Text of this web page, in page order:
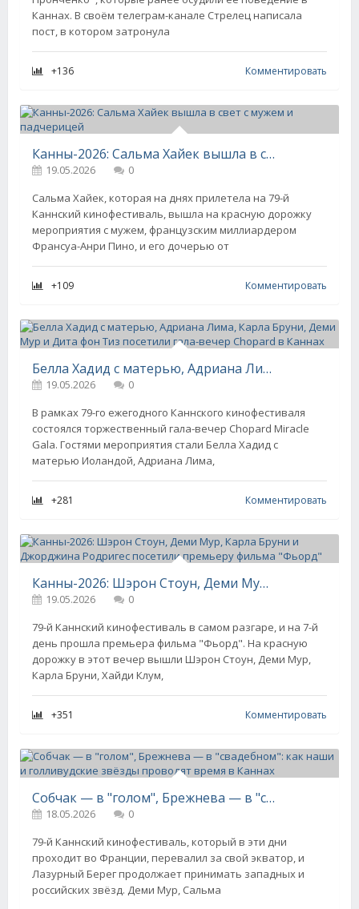
Каннах. В своём телеграм-канале Стрелец написала
пост, в котором затронула
+136 Комментировать
Канны-2026: Сальма Хайек вышла в свет с мужем и падчерицей
19.05.2026
0
Сальма Хайек, которая на днях прилетела на 79-й
Каннский кинофестиваль, вышла на красную дорожку
мероприятия с мужем, французским миллиардером
Франсуа-Анри Пино, и его дочерью от
+109 Комментировать
Белла Хадид с матерью, Адриана Лима, Карла Бруни, Деми Мур и Дита фон Тиз посетили гала-вечер Chopard в Каннах
19.05.2026
0
В рамках 79-го ежегодного Каннского кинофестиваля
состоялся торжественный гала-вечер Chopard Miracle
Gala. Гостями мероприятия стали Белла Хадид с
матерью Иоландой, Адриана Лима,
+281 Комментировать
Канны-2026: Шэрон Стоун, Деми Мур, Карла Бруни и Джорджина Родригес посетили премьеру фильма "Фьорд"
19.05.2026
0
79-й Каннский кинофестиваль в самом разгаре, и на 7-й
день прошла премьера фильма "Фьорд". На красную
дорожку в этот вечер вышли Шэрон Стоун, Деми Мур,
Карла Бруни, Хайди Клум,
+351 Комментировать
Собчак — в "голом", Брежнева — в "свадебном": как наши и голливудские звёзды проводят время в Каннах
18.05.2026
0
79-й Каннский кинофестиваль, который в эти дни
проходит во Франции, перевалил за свой экватор, и
Лазурный Берег продолжает принимать западных и
российских звёзд. Деми Мур, Сальма